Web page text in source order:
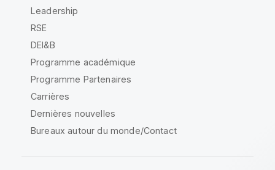
Leadership
RSE
DEI&B
Programme académique
Programme Partenaires
Carrières
Dernières nouvelles
Bureaux autour du monde/Contact